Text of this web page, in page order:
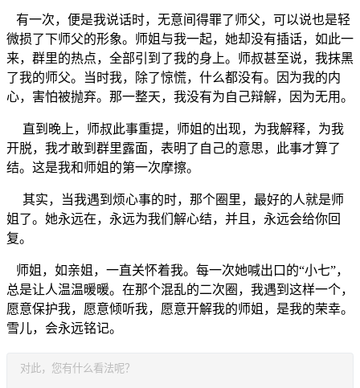
有一次，便是我说话时，无意间得罪了师父，可以说也是轻
微损了下师父的形象。师姐与我一起，她却没有插话，如此一
来，群里的热点，全部引到了我的身上。师叔甚至说，我抹黑
了我的师父。当时我，除了惊慌，什么都没有。因为我的内
心，害怕被抛弃。那一整天，我没有为自己辩解，因为无用。
直到晚上，师叔此事重提，师姐的出现，为我解释，为我
开脱，我才敢到群里露面，表明了自己的意思，此事才算了
结。这是我和师姐的第一次摩擦。
其实，当我遇到烦心事的时，那个圈里，最好的人就是师
姐了。她永远在，永远为我们解心结，并且，永远会给你回
复。
师姐，如亲姐，一直关怀着我。每一次她喊出口的“小七”，
总是让人温温暖暖。在那个混乱的二次圈，我遇到这样一个，
愿意保护我，愿意倾听我，愿意开解我的师姐，是我的荣幸。
雪儿，会永远铭记。